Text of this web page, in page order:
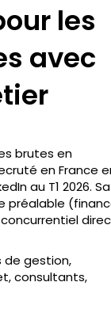
les
avec
brutes en
en France
au T1 2026. Sa
préalable
de gestion,
consultants,